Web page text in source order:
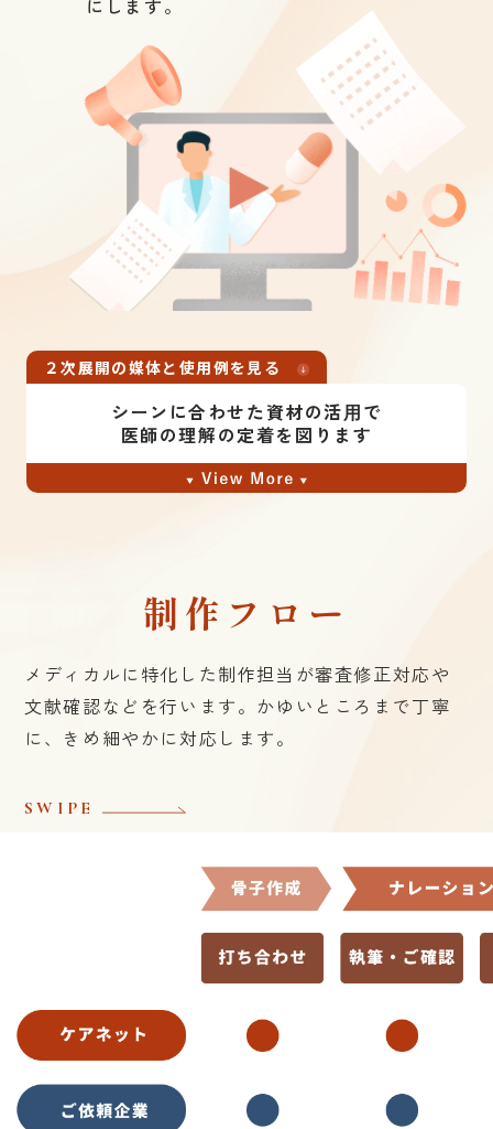
難しい内容もキャラクターなどを活用してと
相談してみる
・競合品のシェア拡⼤
・適正使⽤の浸透が不⼗分
・副作⽤マネジメントが不⼗分
・疾患領域の不活性化
・ジェネリック登場
訴求内容
疾患啓発
患者発掘
製品の特徴
好適例
副作⽤マネジメント
他剤との差別化
にします。
２次展開の媒体と使用例を見る
シーンに合わせた資材の活⽤で
医師の理解の定着を図ります
制作フロー
メディカルに特化した制作担当が審査修正対応や
文献確認などを行います。 かゆいところまで丁寧
に、きめ細やかに対応します。
SWIPE